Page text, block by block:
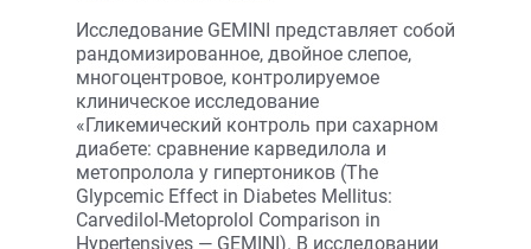
Исследование GEMINI представляет собой
рандомизированное, двойное слепое,
многоцентровое, контролируемое
клиническое исследование
«Гликемический контроль при сахарном
диабете: сравнение карведилола и
метопролола у гипертоников (The
Glypcemic Effect in Diabetes Mellitus:
Carvedilol-Metоprolol Comparison in
Hypertensives — GEMINI). В исследовании